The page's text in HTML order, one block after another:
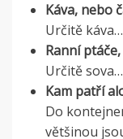
Káva, nebo
Určitě káva…
Ranní
Určitě sova…
Kam patří
Do
většinou